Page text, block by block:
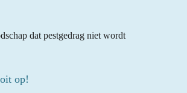
dat pestgedrag niet wordt
op!